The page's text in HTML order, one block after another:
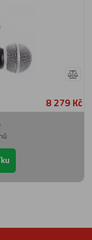
8 279 Kč